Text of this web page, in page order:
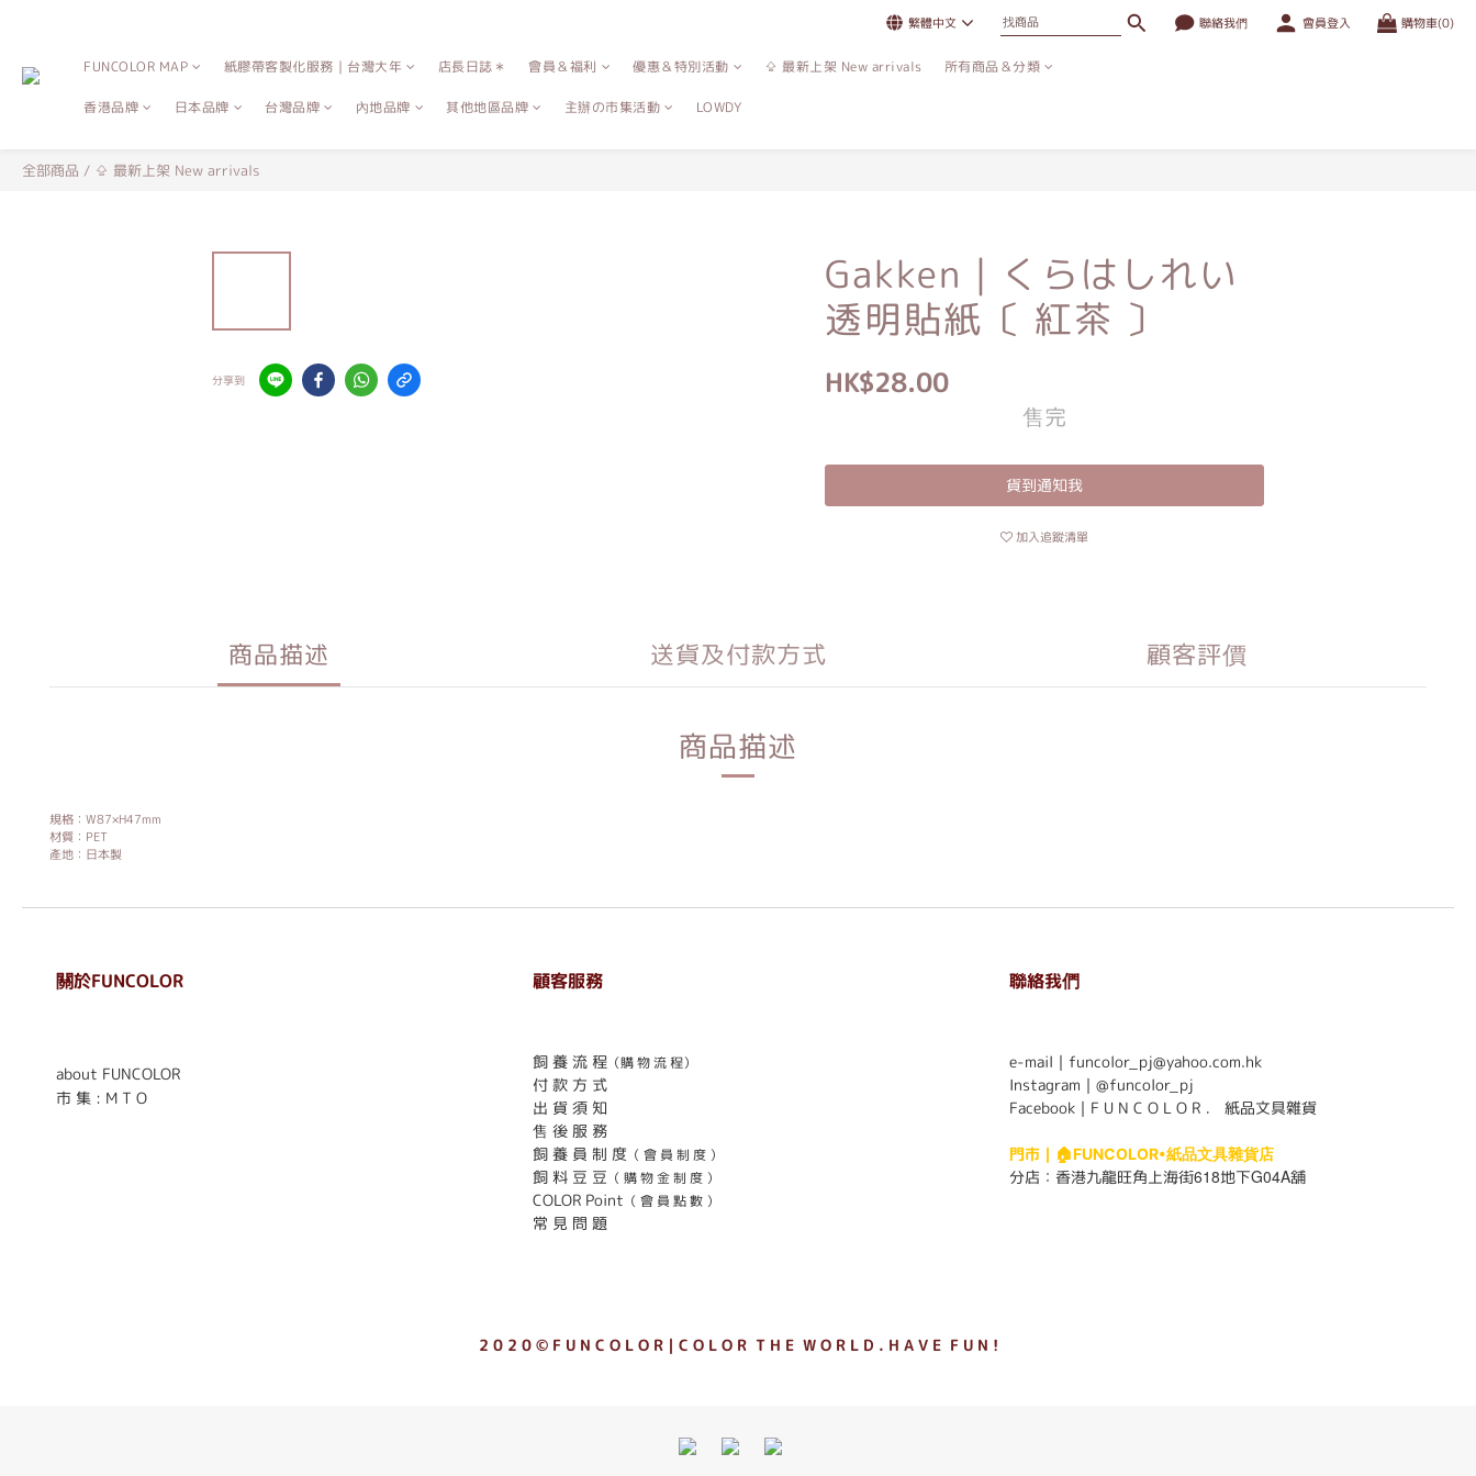
繁體中文 聯絡我們 會員登入 購物車(0)
FUNCOLOR MAP 紙膠帶客製化服務｜台灣大年 店長日誌＊ 會員＆福利 優惠＆特別活動 ⇪ 最新上架 New arrivals 所有商品＆分類
香港品牌 日本品牌 台灣品牌 內地品牌 其他地區品牌 主辦の市集活動 LOWDY
全部商品 / ⇪ 最新上架 New arrivals
分享到
Gakken｜くらはしれい
透明貼紙〔 紅茶 〕
HK$28.00
售完
貨到通知我
加入追蹤清單
商品描述 送貨及付款方式 顧客評價
商品描述
規格：W87×H47mm
材質：PET
產地：日本製
關於FUNCOLOR
about FUNCOLOR
市 集 : M T O
顧客服務
飼 養 流 程 （購 物 流 程）
付 款 方 式
出 貨 須 知
售 後 服 務
飼 養 員 制 度 （ 會 員 制 度 ）
飼 料 豆 豆 （ 購 物 金 制 度 ）
COLOR Point （ 會 員 點 數 ）
常 見 問 題
聯絡我們
e-mail｜funcolor_pj@yahoo.com.hk
Instagram｜ @funcolor_pj
Facebook｜ F U N C O L O R ． 紙品文具雜貨
門市｜ 🏠FUNCOLOR•紙品文具雜貨店
分店： 香港九龍旺角上海街618地下G04A舖
2 0 2 0 © F U N C O L O R｜C O L O R T H E W O R L D . H A V E F U N !